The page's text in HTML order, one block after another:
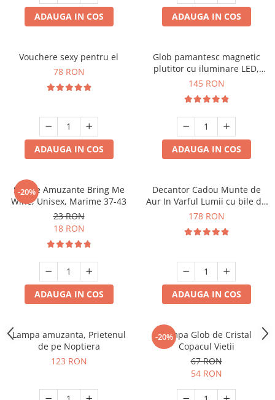
ADAUGA IN COS ADAUGA IN COS
Vouchere sexy pentru el
78 RON
ADAUGA IN COS
Glob pamantesc magnetic
plutitor cu iluminare LED,
Forma C
145 RON
ADAUGA IN COS
-20%
Sosete Amuzante Bring Me
Wine, Unisex, Marime 37-43
23 RON
18 RON
ADAUGA IN COS
Decantor Cadou Munte de
Aur In Varful Lumii cu bile de
curatare
178 RON
ADAUGA IN COS
Lampa amuzanta, Prietenul
de pe Noptiera
123 RON
-20%
Lampa Glob de Cristal
Copacul Vietii
67 RON
54 RON